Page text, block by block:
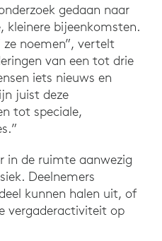
gedaan naar
kleinere bijeenkomsten.
noemen”, vertelt
van een tot drie
iets nieuws en
juist deze
tot speciale,
in de ruimte aanwezig
Deelnemers
kunnen halen uit, of
vergaderactiviteit op